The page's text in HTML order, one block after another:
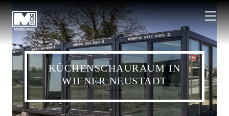
Skip
to
content
KÜCHENSCHAURAUM IN
WIENER NEUSTADT
Back
To
Top